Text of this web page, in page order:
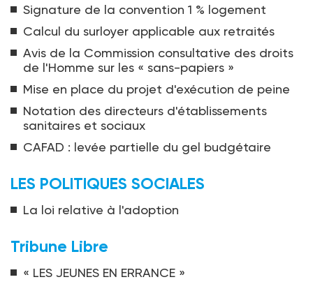
Signature de la convention 1 % logement
Calcul du surloyer applicable aux retraités
Avis de la Commission consultative des droits
de l'Homme sur les « sans-papiers »
Mise en place du projet d'exécution de peine
Notation des directeurs d'établissements
sanitaires et sociaux
CAFAD : levée partielle du gel budgétaire
LES POLITIQUES SOCIALES
La loi relative à l'adoption
Tribune Libre
« LES JEUNES EN ERRANCE »